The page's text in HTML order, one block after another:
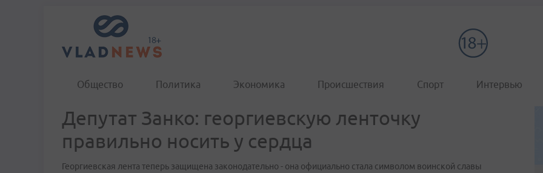
Общество Политика Экономика Происшествия Спорт Интервью
Депутат Занко: георгиевскую ленточку
правильно носить у сердца
Георгиевская лента теперь защищена законодательно - она официально стала символом воинской славы